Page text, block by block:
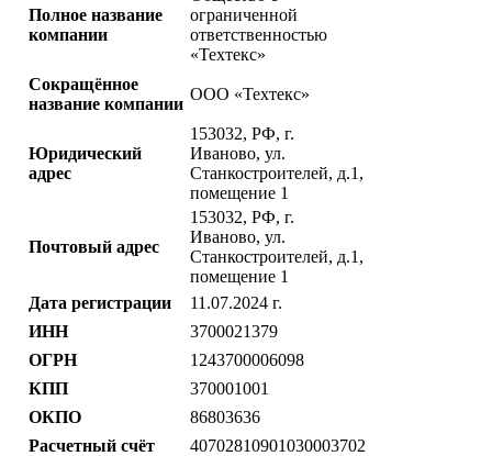
Полное название
компании
ограниченной
ответственностью
«Техтекс»
Сокращённое
название компании
ООО «Техтекс»
Юридический
адрес
153032, РФ, г.
Иваново, ул.
Станкостроителей, д.1,
помещение 1
Почтовый адрес
153032, РФ, г.
Иваново, ул.
Станкостроителей, д.1,
помещение 1
Дата регистрации
11.07.2024 г.
ИНН
3700021379
ОГРН
1243700006098
КПП
370001001
ОКПО
86803636
Расчетный счёт
40702810901030003702